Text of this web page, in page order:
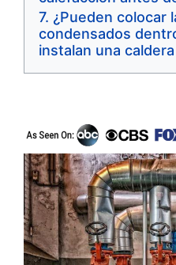
¿Pueden colocar
condensados
instalan una